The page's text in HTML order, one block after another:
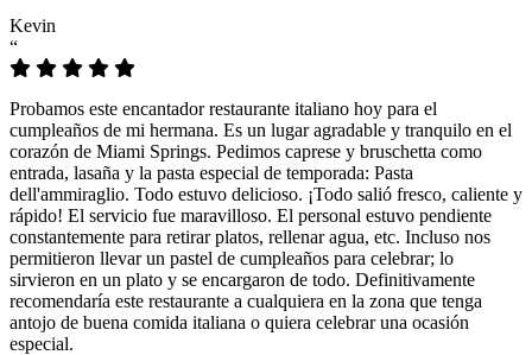
Kevin
“
Probamos este encantador restaurante italiano hoy para el
cumpleaños de mi hermana. Es un lugar agradable y tranquilo en el
corazón de Miami Springs. Pedimos caprese y bruschetta como
entrada, lasaña y la pasta especial de temporada: Pasta
dell'ammiraglio. Todo estuvo delicioso. ¡Todo salió fresco, caliente y
rápido! El servicio fue maravilloso. El personal estuvo pendiente
constantemente para retirar platos, rellenar agua, etc. Incluso nos
permitieron llevar un pastel de cumpleaños para celebrar; lo
sirvieron en un plato y se encargaron de todo. Definitivamente
recomendaría este restaurante a cualquiera en la zona que tenga
antojo de buena comida italiana o quiera celebrar una ocasión
especial.